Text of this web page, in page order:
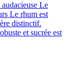
Le
Le rhum est
distinctif.
et sucrée est